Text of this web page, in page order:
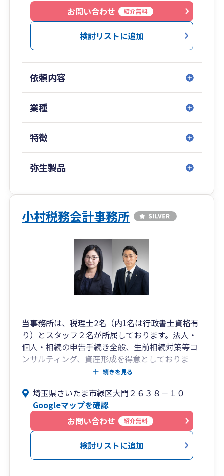
お問い合わせ
紹介無料
検討リストに追加
依頼内容
業種
特徴
弥生製品
小村税務会計事務所
当事務所は、税理士2名（内1名は行政書士資格有
り）とスタッフ２名が所属しております。法人・
個人・相続の申告手続き全般、生前相続対策等コ
ンサルティング、資産形成を得意としておりま
す。
お客様とのご相談・打合せは100％税理士が対応
続きを見る
埼玉県さいたま市緑区大門２６３８－１０
Googleマップを確認
お問い合わせ
紹介無料
検討リストに追加